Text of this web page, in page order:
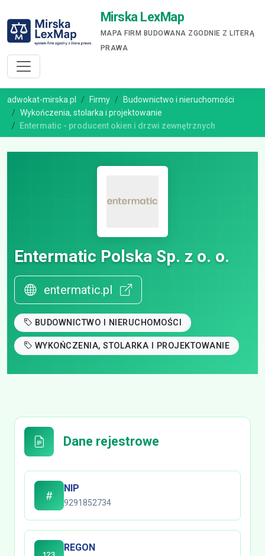
Mirska LexMap
MAPA FIRM BUDOWANA ZGODNIE Z LITERĄ
PRAWA
adwokat-mirska.pl Firmy
Budownictwo i nieruchomości
Wykończenia, stolarka i projektowanie
Entermatic - producent okien i drzwi zewnętrznych
Entermatic Polska Sp. z o. o.
entermatic.pl
BUDOWNICTWO I NIERUCHOMOŚCI
WYKOŃCZENIA, STOLARKA I PROJEKTOWANIE
Dane rejestrowe
NIP
9291852734
REGON